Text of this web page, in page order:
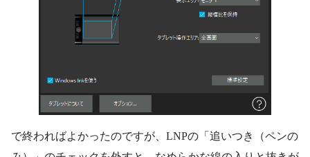
で終わればよかったのですが、LNPの「追いつき（ペンの